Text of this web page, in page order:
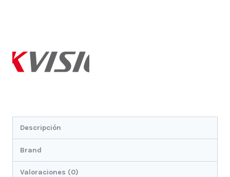
Descripción
Brand
Valoraciones (0)